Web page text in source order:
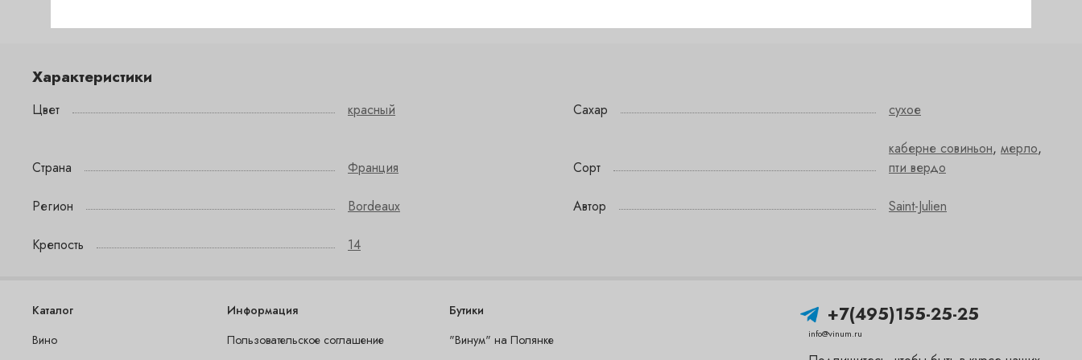
Характеристики
Цвет красный Сахар сухое
Страна Франция Сорт
каберне совиньон, мерло,
пти вердо
Регион Bordeaux Автор Saint-Julien
Крепость 14
Каталог
Вино
Информация
Пользовательское соглашение
Бутики
"Винум" на Полянке
+7(495)155-25-25
info@vinum.ru